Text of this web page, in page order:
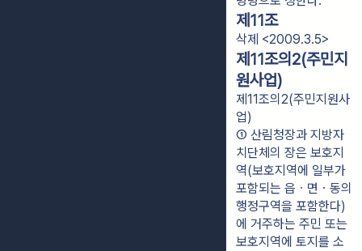
제11조
삭제 <2009.3.5>
제11조의2(주민지
원사업)
제11조의2(주민지원사
업)
① 산림청장과 지방자
치단체의 장은 보호지
역(보호지역에 일부가
포함되는 읍ㆍ면ㆍ동의
행정구역을 포함한다)
에 거주하는 주민 또는
보호지역에 토지를 소